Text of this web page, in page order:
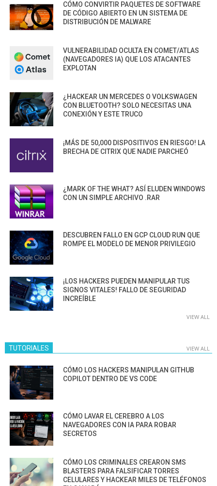
CÓMO CONVIRTIR PAQUETES DE SOFTWARE
DE CÓDIGO ABIERTO EN UN SISTEMA DE
DISTRIBUCIÓN DE MALWARE
VULNERABILIDAD OCULTA EN COMET/ATLAS
(NAVEGADORES IA) QUE LOS ATACANTES
EXPLOTAN
¿HACKEAR UN MERCEDES O VOLKSWAGEN
CON BLUETOOTH? SOLO NECESITAS UNA
CONEXIÓN Y ESTE TRUCO
¡MÁS DE 50,000 DISPOSITIVOS EN RIESGO! LA
BRECHA DE CITRIX QUE NADIE PARCHEÓ
¿MARK OF THE WHAT? ASÍ ELUDEN WINDOWS
CON UN SIMPLE ARCHIVO .RAR
DESCUBREN FALLO EN GCP CLOUD RUN QUE
ROMPE EL MODELO DE MENOR PRIVILEGIO
¡LOS HACKERS PUEDEN MANIPULAR TUS
SIGNOS VITALES! FALLO DE SEGURIDAD
INCREÍBLE
VIEW ALL
TUTORIALES VIEW ALL
CÓMO LOS HACKERS MANIPULAN GITHUB
COPILOT DENTRO DE VS CODE
CÓMO LAVAR EL CEREBRO A LOS
NAVEGADORES CON IA PARA ROBAR
SECRETOS
CÓMO LOS CRIMINALES CREARON SMS
BLASTERS PARA FALSIFICAR TORRES
CELULARES Y HACKEAR MILES DE TELÉFONOS